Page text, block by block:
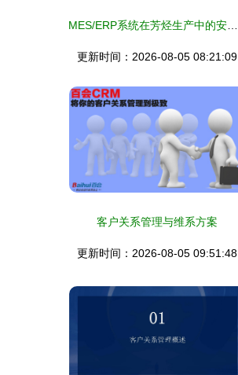
更新时间：2026-08-05 08:21:09
客户关系管理与维系方案
更新时间：2026-08-05 09:51:48